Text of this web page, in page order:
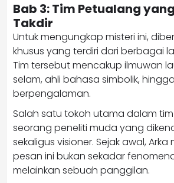
Bab 3: Tim Petualang
Takdir
Untuk mengungkap misteri ini,
khusus yang terdiri dari berbagai
Tim tersebut mencakup ilmuwan
selam, ahli bahasa simbolik,
berpengalaman.
Salah satu tokoh utama dalam tim
seorang peneliti muda yang
sekaligus visioner. Sejak awal,
pesan ini bukan sekadar
melainkan sebuah panggilan.